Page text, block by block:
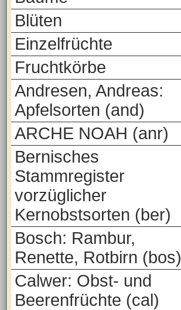
Blüten
Einzelfrüchte
Fruchtkörbe
Andresen, Andreas:
Apfelsorten (and)
ARCHE NOAH (anr)
Bernisches
Stammregister
vorzüglicher
Kernobstsorten (ber)
Bosch: Rambur,
Renette, Rotbirn (bos)
Calwer: Obst- und
Beerenfrüchte (cal)